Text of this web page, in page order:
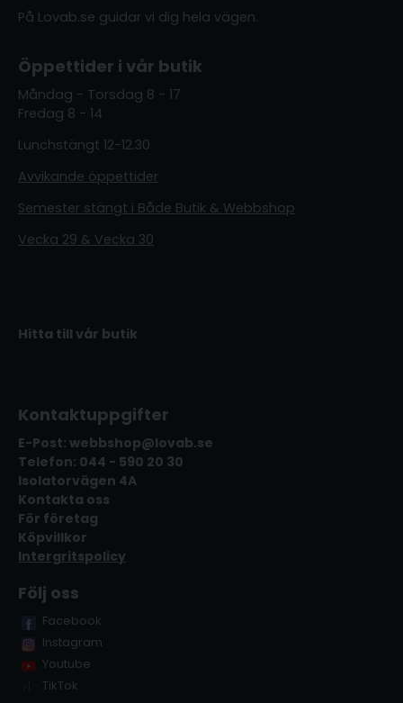
På Lovab.se guidar vi dig hela vägen.
Öppettider i vår butik
Måndag - Torsdag 8 - 17
Fredag 8 - 14
Lunchstängt 12-12.30
Avvikande öppettider
Semester stängt i Både Butik & Webbshop
Vecka 29 & Vecka 30
Hitta till vår butik
Kontaktuppgifter
E-Post: webbshop@lovab.se
Telefon: 044 - 590 20 30
Isolatorvägen 4A
Kontakta oss
För företag
Köpvillkor
Intergritspolicy
Följ oss
Facebook
Instagram
Youtube
TikTok